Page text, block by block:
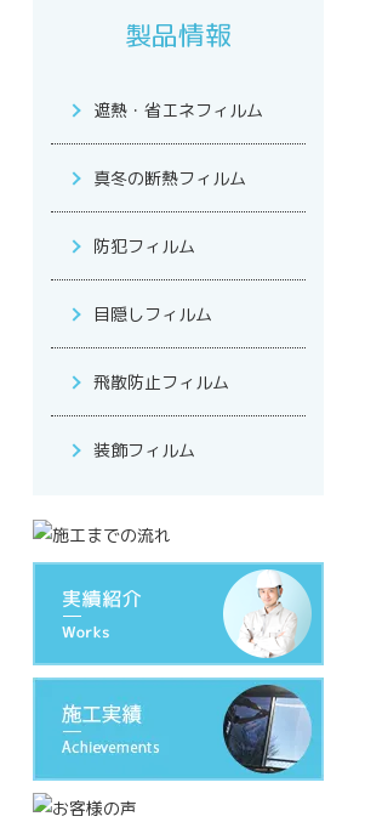
製品情報
遮熱・省エネフィルム
真冬の断熱フィルム
防犯フィルム
目隠しフィルム
飛散防止フィルム
装飾フィルム